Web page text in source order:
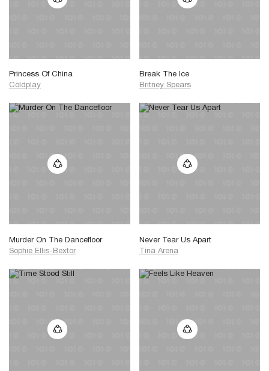
Princess Of China
Coldplay
Break The Ice
Britney Spears
Murder On The Dancefloor
Sophie Ellis-Bextor
Never Tear Us Apart
Tina Arena